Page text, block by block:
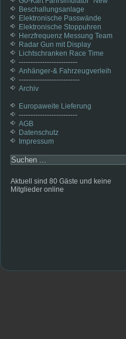
Beschallungsanlage
Elektronische Passwände
Elektronische Stoppuhren
Herzfrequenz Messung Team
Radar Gun mit Display
Lichtschranken Race Time
-------------------------
Anhänger-& Fahrzeugverleih
--------------------------
Archiv
Europaweite Lieferung
-------------------------
AGB
Datenschutz
Impressum
Aktuell sind 80 Gäste und keine
Mitglieder online